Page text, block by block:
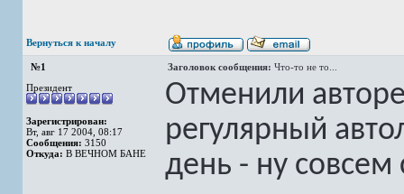
Вернуться к началу
№1 Заголовок сообщения: Что-то не то...
Президент
Зарегистрирован:
Вт, авг 17 2004, 08:17
Сообщения: 3150
Откуда: В ВЕЧНОМ БАНЕ
Отменили
регулярный
день - ну совсем